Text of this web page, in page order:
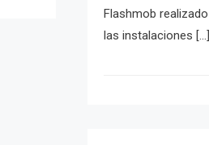
Flashmob
las instalaciones […]